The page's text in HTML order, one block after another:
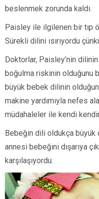
beslenmek zorunda kaldı.
Paisley ile ilgilenen bir tıp
Sürekli dilini ısırıyordu
Doktorlar, Paisley’nin
boğulma riskinin olduğunu
büyük bebek dilinin
makine yardımıyla nefes
müdahaleler ile kendi
Bebeğin dili oldukça
annesi bebeğini dışarıya
karşılaşıyordu.